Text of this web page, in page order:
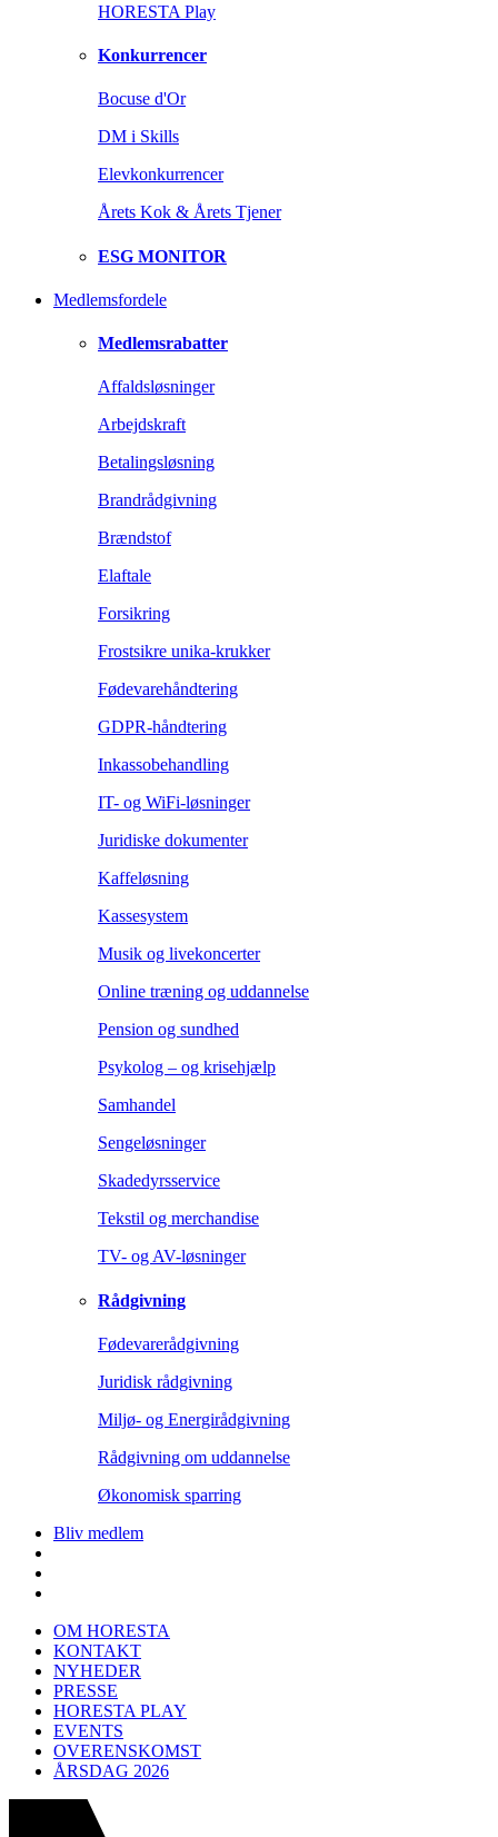
HORESTA Play
Konkurrencer
Bocuse d'Or
DM i Skills
Elevkonkurrencer
Årets Kok & Årets Tjener
ESG MONITOR
Medlemsfordele
Medlemsrabatter
Affaldsløsninger
Arbejdskraft
Betalingsløsning
Brandrådgivning
Brændstof
Elaftale
Forsikring
Frostsikre unika-krukker
Fødevarehåndtering
GDPR-håndtering
Inkassobehandling
IT- og WiFi-løsninger
Juridiske dokumenter
Kaffeløsning
Kassesystem
Musik og livekoncerter
Online træning og uddannelse
Pension og sundhed
Psykolog – og krisehjælp
Samhandel
Sengeløsninger
Skadedyrsservice
Tekstil og merchandise
TV- og AV-løsninger
Rådgivning
Fødevarerådgivning
Juridisk rådgivning
Miljø- og Energirådgivning
Rådgivning om uddannelse
Økonomisk sparring
Bliv medlem
OM HORESTA
KONTAKT
NYHEDER
PRESSE
HORESTA PLAY
EVENTS
OVERENSKOMST
ÅRSDAG 2026